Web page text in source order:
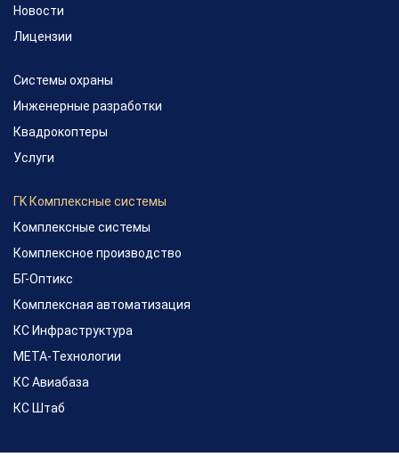
Новости
Лицензии
Системы охраны
Инженерные разработки
Квадрокоптеры
Услуги
ГK Комплексные системы
Комплексные системы
Комплексное производство
БГ-Оптикс
Комплексная автоматизация
КС Инфраструктура
МЕТА-Технологии
КС Авиабаза
КС Штаб